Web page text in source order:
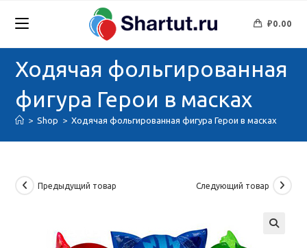
₽0.00
Ходячая фольгированная
фигура Герои в масках
> Shop > Ходячая фольгированная фигура Герои в масках
Предыдущий товар Следующий товар